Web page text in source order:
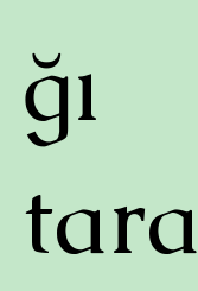
ğı
tara